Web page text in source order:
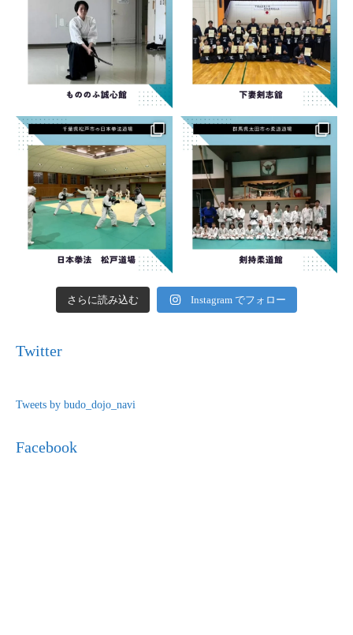
さらに読み込む Instagram でフォロー
Twitter
Tweets by budo_dojo_navi
Facebook